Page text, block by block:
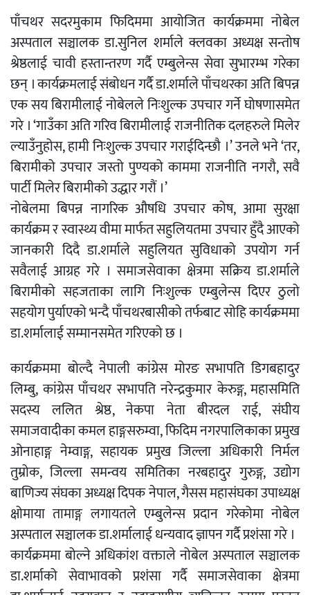
पाँचथर सदरमुकाम फिदिममा आयोजित कार्यक्रममा नोबेल
अस्पताल सञ्चालक डा.सुनिल शर्माले क्लवका अध्यक्ष सन्तोष
श्रेष्ठलाई चावी हस्तान्तरण गर्दै एम्बुलेन्स सेवा सुभारम्भ गरेका
छन् । कार्यक्रमलाई संबोधन गर्दै डा.शर्माले पाँचथरका अति बिपन्न
एक सय बिरामीलाई नोबेलले निःशुल्क उपचार गर्ने घोषणासमेत
गरे । ‘गाउँका अति गरिव बिरामीलाई राजनीतिक दलहरुले मिलेर
ल्याउँनुहोस, हामी निःशुल्क उपचार गराईदिन्छौ ।’ उनले भने ‘तर,
बिरामीको उपचार जस्तो पुण्यको काममा राजनीति नगरौ, सवै
पार्टी मिलेर बिरामीको उद्धार गरौं ।’
नोबेलमा बिपन्न नागरिक औषधि उपचार कोष, आमा सुरक्षा
कार्यक्रम र स्वास्थ्य वीमा मार्फत सहुलियतमा उपचार हुँदै आएको
जानकारी दिदै डा.शर्माले सहुलियत सुविधाको उपयोग गर्न
सवैलाई आग्रह गरे । समाजसेवाका क्षेत्रमा सक्रिय डा.शर्माले
बिरामीको सहजताका लागि निःशुल्क एम्बुलेन्स दिएर ठुलो
सहयोग पुर्याएको भन्दै पाँचथरबासीको तर्फबाट सोहि कार्यक्रममा
डा.शर्मालाई सम्मानसमेत गरिएको छ ।
कार्यक्रममा बोल्दै नेपाली कांग्रेस मोरङ सभापति डिगबहादुर
लिम्बु, कांग्रेस पाँचथर सभापति नरेन्द्रकुमार केरुङ्ग, महासमिति
सदस्य ललित श्रेष्ठ, नेकपा नेता बीरदल राई, संघीय
समाजवादीका कमल हाङ्गसरुम्वा, फिदिम नगरपालिकाका प्रमुख
ओनाहाङ्ग नेम्वाङ्ग, सहायक प्रमुख जिल्ला अधिकारी निर्मल
तुम्रोक, जिल्ला समन्वय समितिका नरबहादुर गुरुङ्ग, उद्योग
बाणिज्य संघका अध्यक्ष दिपक नेपाल, गैसस महासंघका उपाध्यक्ष
क्षोमाया तामाङ्ग लगायतले एम्बुलेन्स प्रदान गरेकोमा नोबेल
अस्पताल सञ्चालक डा.शर्मालाई धन्यवाद ज्ञापन गर्दै प्रशंसा गरे ।
कार्यक्रममा बोल्ने अधिकांश वक्ताले नोबेल अस्पताल सञ्चालक
डा.शर्माको सेवाभावको प्रशंसा गर्दै समाजसेवाका क्षेत्रमा